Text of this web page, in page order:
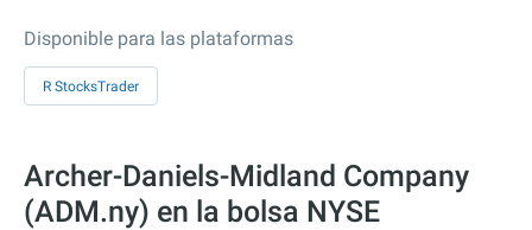
Disponible para las plataformas
R StocksTrader
Archer-Daniels-Midland Company
(ADM.ny) en la bolsa NYSE